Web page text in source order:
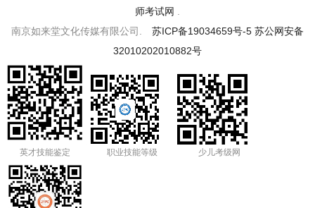
师考试网
南京如来堂文化传媒有限公司. 苏ICP备19034659号-5 苏公网安备
32010202010882号
英才技能鉴定 职业技能等级 少儿考级网